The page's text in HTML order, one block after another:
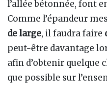
l’allée bétonnée, font
Comme l’épandeur
de large, il faudra faire
peut-être davantage
afin d’obtenir quelque
que possible sur